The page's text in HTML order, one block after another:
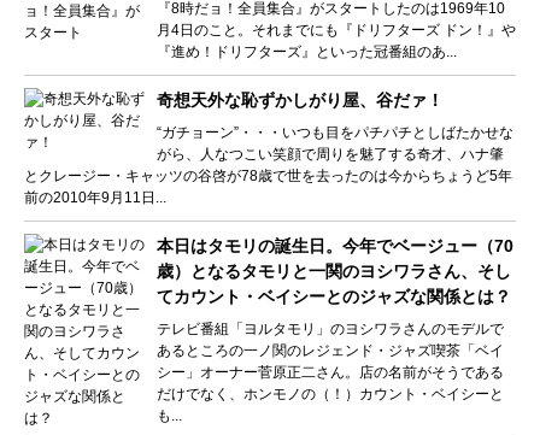
『8時だョ！全員集合』がスタートしたのは1969年10
月4日のこと。それまでにも『ドリフターズ ドン！』や
『進め！ドリフターズ』といった冠番組のあ...
奇想天外な恥ずかしがり屋、谷だァ！
“ガチョーン”・・・いつも目をパチパチとしばたかせな
がら、人なつこい笑顔で周りを魅了する奇才、ハナ肇
とクレージー・キャッツの谷啓が78歳で世を去ったのは今からちょうど5年
前の2010年9月11日...
本日はタモリの誕生日。今年でベージュー（70
歳）となるタモリと一関のヨシワラさん、そし
てカウント・ベイシーとのジャズな関係とは？
テレビ番組「ヨルタモリ」のヨシワラさんのモデルで
あるところの一ノ関のレジェンド・ジャズ喫茶「ベイ
シー」オーナー菅原正二さん。店の名前がそうである
だけでなく、ホンモノの（！）カウント・ベイシーと
も...